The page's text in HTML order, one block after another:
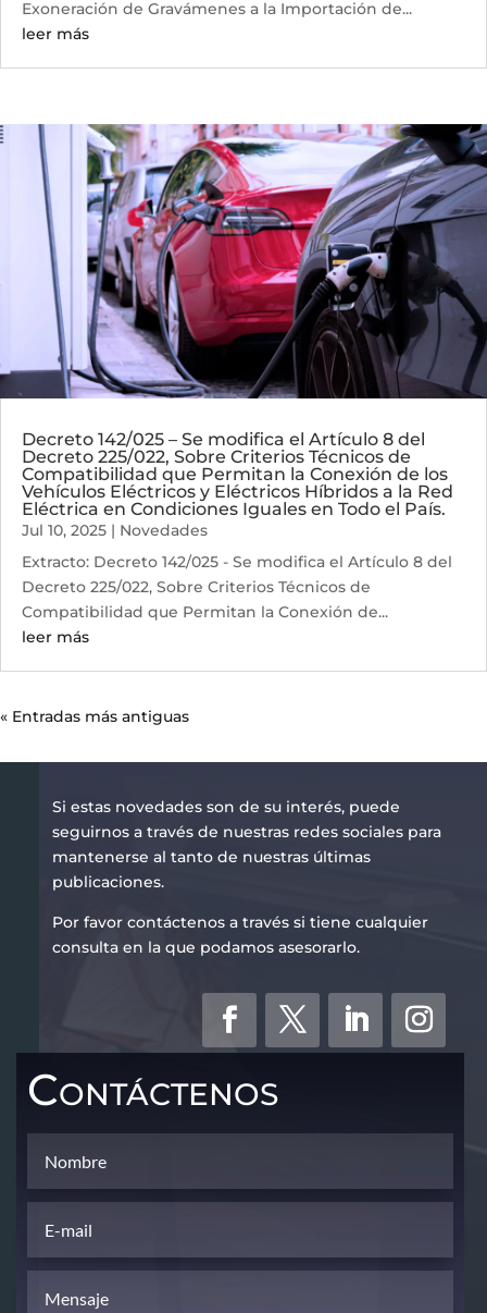
Exoneración de Gravámenes a la Importación de...
leer más
Decreto 142/025 – Se modifica el Artículo 8 del
Decreto 225/022, Sobre Criterios Técnicos de
Compatibilidad que Permitan la Conexión de los
Vehículos Eléctricos y Eléctricos Híbridos a la Red
Eléctrica en Condiciones Iguales en Todo el País.
Jul 10, 2025 | Novedades
Extracto: Decreto 142/025 - Se modifica el Artículo 8 del
Decreto 225/022, Sobre Criterios Técnicos de
Compatibilidad que Permitan la Conexión de...
leer más
« Entradas más antiguas
Si estas novedades son de su interés, puede
seguirnos a través de nuestras redes sociales para
mantenerse al tanto de nuestras últimas
publicaciones.
Por favor contáctenos a través si tiene cualquier
consulta en la que podamos asesorarlo.
Contáctenos